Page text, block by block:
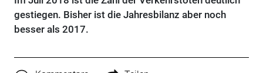
gestiegen. Bisher ist die Jahresbilanz aber noch
besser als 2017.